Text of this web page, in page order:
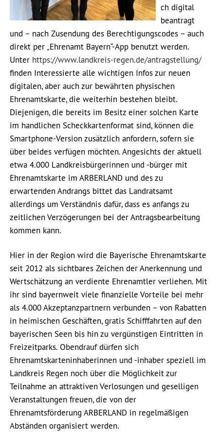
ch digital
beantragt
und – nach Zusendung des Berechtigungscodes – auch
direkt per „Ehrenamt Bayern“-App benutzt werden.
Unter https://www.landkreis-regen.de/antragstellung/
finden Interessierte alle wichtigen Infos zur neuen
digitalen, aber auch zur bewährten physischen
Ehrenamtskarte, die weiterhin bestehen bleibt.
Diejenigen, die bereits im Besitz einer solchen Karte
im handlichen Scheckkartenformat sind, können die
Smartphone-Version zusätzlich anfordern, sofern sie
über beides verfügen möchten. Angesichts der aktuell
etwa 4.000 Landkreisbürgerinnen und -bürger mit
Ehrenamtskarte im ARBERLAND und des zu
erwartenden Andrangs bittet das Landratsamt
allerdings um Verständnis dafür, dass es anfangs zu
zeitlichen Verzögerungen bei der Antragsbearbeitung
kommen kann.
Hier in der Region wird die Bayerische Ehrenamtskarte
seit 2012 als sichtbares Zeichen der Anerkennung und
Wertschätzung an verdiente Ehrenamtler verliehen. Mit
ihr sind bayernweit viele finanzielle Vorteile bei mehr
als 4.000 Akzeptanzpartnern verbunden – von Rabatten
in heimischen Geschäften, gratis Schifffahrten auf den
bayerischen Seen bis hin zu vergünstigen Eintritten in
Freizeitparks. Obendrauf dürfen sich
Ehrenamtskarteninhaberinnen und -inhaber speziell im
Landkreis Regen noch über die Möglichkeit zur
Teilnahme an attraktiven Verlosungen und geselligen
Veranstaltungen freuen, die von der
Ehrenamtsförderung ARBERLAND in regelmäßigen
Abständen organisiert werden.